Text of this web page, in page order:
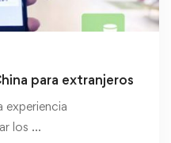
para extranjeros
experiencia
los …